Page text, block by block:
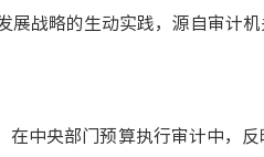
战略的生动实践，源自审计
在中央部门预算执行审计中，